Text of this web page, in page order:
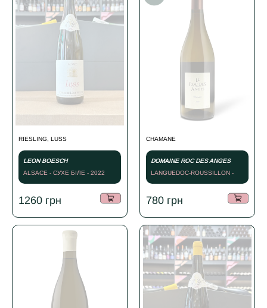
RIESLING, LUSS
LEON BOESCH
ALSACE - СУХЕ БІЛЕ - 2022
1260 грн
CHAMANE
DOMAINE ROC DES ANGES
LANGUEDOC-ROUSSILLON -
2020
780 грн